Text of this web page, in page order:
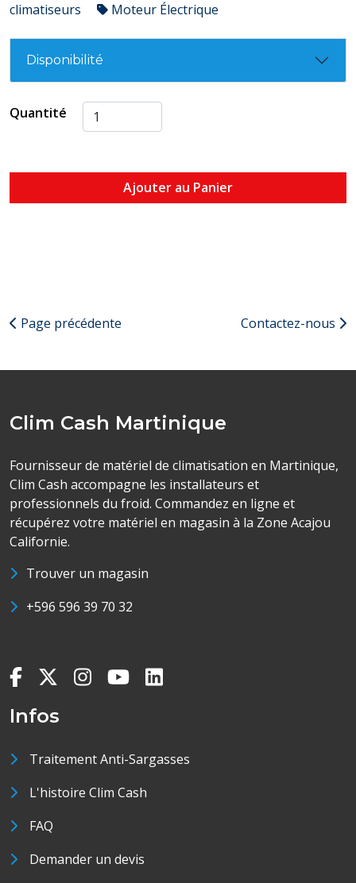
climatiseurs
Moteur Électrique
Disponibilité
Quantité
Ajouter au Panier
Page précédente Contactez-nous
Clim Cash Martinique
Fournisseur de matériel de climatisation en Martinique,
Clim Cash accompagne les installateurs et
professionnels du froid. Commandez en ligne et
récupérez votre matériel en magasin à la Zone Acajou
Californie.
Trouver un magasin
+596 596 39 70 32
Infos
Traitement Anti-Sargasses
L'histoire Clim Cash
FAQ
Demander un devis